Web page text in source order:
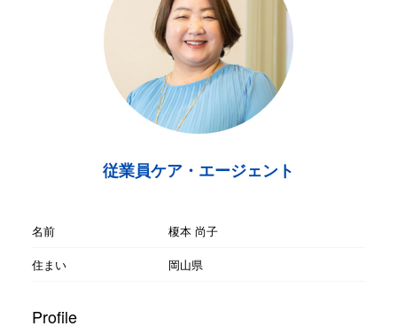
従業員ケア・エージェント
名前
榎本 尚子
住まい
岡山県
Profile